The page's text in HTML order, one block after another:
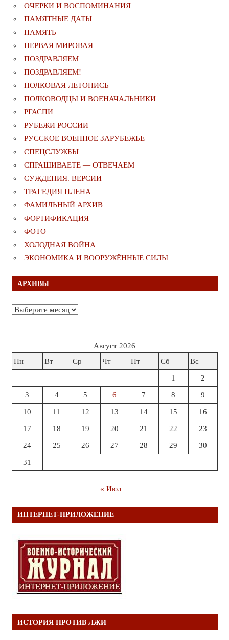
ОЧЕРКИ И ВОСПОМИНАНИЯ
ПАМЯТНЫЕ ДАТЫ
ПАМЯТЬ
ПЕРВАЯ МИРОВАЯ
ПОЗДРАВЛЯЕМ
ПОЗДРАВЛЯЕМ!
ПОЛКОВАЯ ЛЕТОПИСЬ
ПОЛКОВОДЦЫ И ВОЕНАЧАЛЬНИКИ
РГАСПИ
РУБЕЖИ РОССИИ
РУССКОЕ ВОЕННОЕ ЗАРУБЕЖЬЕ
СПЕЦСЛУЖБЫ
СПРАШИВАЕТЕ — ОТВЕЧАЕМ
СУЖДЕНИЯ. ВЕРСИИ
ТРАГЕДИЯ ПЛЕНА
ФАМИЛЬНЫЙ АРХИВ
ФОРТИФИКАЦИЯ
ФОТО
ХОЛОДНАЯ ВОЙНА
ЭКОНОМИКА И ВООРУЖЁННЫЕ СИЛЫ
АРХИВЫ
Архивы
Август 2026
Пн
Вт Ср Чт Пт Сб Вс
1 2
3 4 5 6 7 8 9
10 11 12 13 14 15 16
17 18 19 20 21 22 23
24 25 26 27 28 29 30
31
« Июл
ИНТЕРНЕТ-ПРИЛОЖЕНИЕ
ИСТОРИЯ ПРОТИВ ЛЖИ